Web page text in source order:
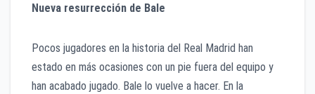
Nueva resurrección de Bale
Pocos jugadores en la historia del Real Madrid han
estado en más ocasiones con un pie fuera del equipo y
han acabado jugado. Bale lo vuelve a hacer. En la